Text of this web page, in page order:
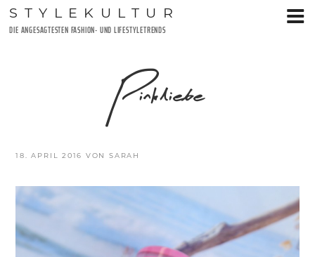
Zum
Inhalt
STYLEKULTUR
DIE ANGESAGTESTEN FASHION- UND LIFESTYLETRENDS
VERÖFFENTLICHT
18. APRIL 2016 VONSARAH
Pinkliebe